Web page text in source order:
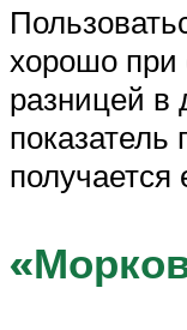
хорошо при
разницей в
показатель
получается